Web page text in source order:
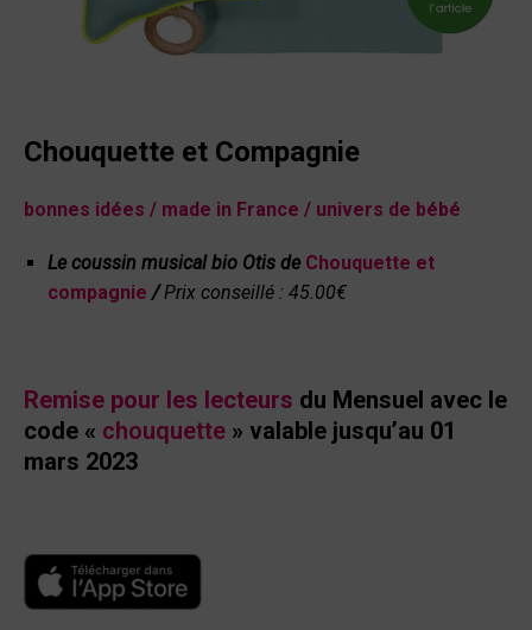
Chouquette et Compagnie
bonnes idées / made in France / univers de bébé
Le coussin musical bio Otis de Chouquette et
compagnie /Prix conseillé : 45.00€
Remise pour les lecteurs du Mensuel avec le
code « chouquette » valable jusqu’au 01
mars 2023